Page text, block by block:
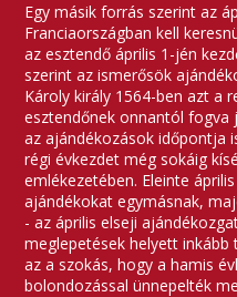
Egy másik forrás szerint az
Franciaországban kell
az esztendő április 1-jén
szerint az ismerősök
Károly király 1564-ben azt a
esztendőnek onnantól fogva
az ajándékozások időpontja
régi évkezdet még sokáig
emlékezetében. Eleinte
ajándékokat egymásnak,
- az április elseji
meglepetések helyett
az a szokás, hogy a hamis
bolondozással ünnepelték